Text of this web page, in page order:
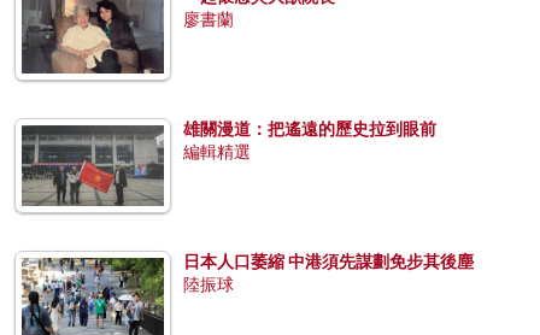
廖書蘭
雄關漫道：把遙遠的歷史拉到眼前
編輯精選
日本人口萎縮 中港須先謀劃免步其後塵
陸振球